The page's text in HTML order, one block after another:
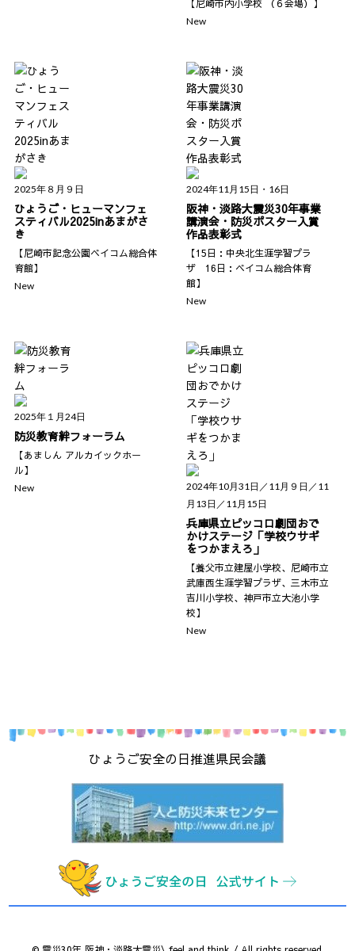
【尼崎市内小学校 （６会場）】
New
2025年８月９日
ひょうご・ヒューマンフェ
スティバル2025inあまがさ
き
【尼崎市記念公園ベイコム総合体
育館】
New
2024年11月15日・16日
阪神・淡路大震災30年事業
講演会・防災ポスター入賞
作品表彰式
【15日：中央北生涯学習プラ
ザ 16日：ベイコム総合体育
館】
New
2025年１月24日
防災教育絆フォーラム
【あましん アルカイックホー
ル】
New
2024年10月31日／11月９日／11
月13日／11月15日
兵庫県立ピッコロ劇団おで
かけステージ「学校ウサギ
をつかまえろ」
【養父市立建屋小学校、尼崎市立
武庫西生涯学習プラザ、三木市立
吉川小学校、神戸市立大池小学
校】
New
ひょうご安全の日推進県民会議